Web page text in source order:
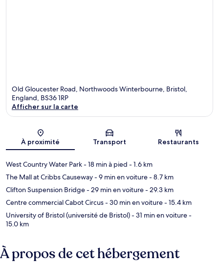
Old Gloucester Road, Northwoods Winterbourne, Bristol,
England, BS36 1RP
Afficher sur la carte
À proximité Transport Restaurants
West Country Water Park- 18 min à pied - 1.6 km
The Mall at Cribbs Causeway- 9 min en voiture- 8.7 km
Clifton Suspension Bridge- 29 min en voiture- 29.3 km
Centre commercial Cabot Circus- 30 min en voiture- 15.4 km
University of Bristol (université de Bristol)- 31 min en voiture-
15.0 km
À propos de cet hébergement